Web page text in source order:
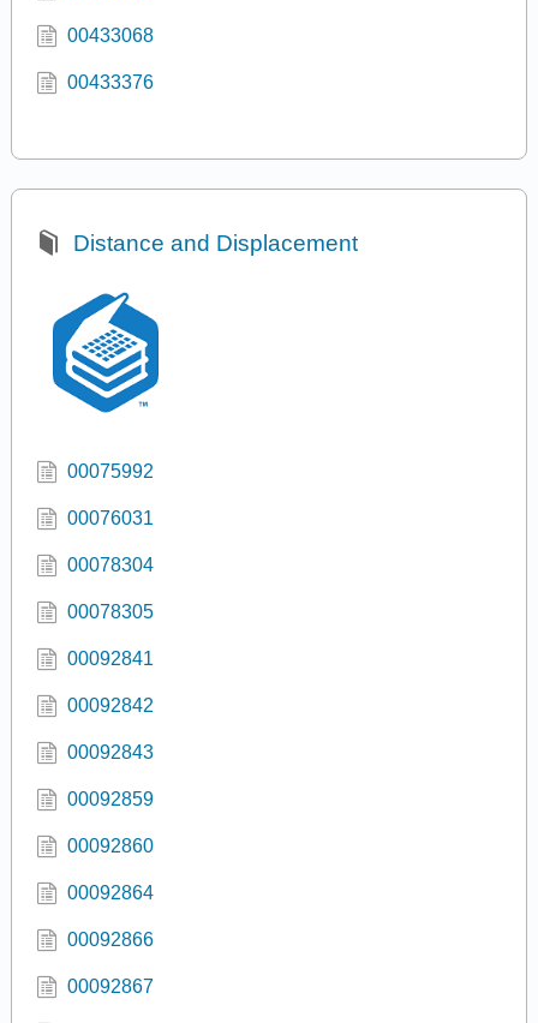
00433068
00433376
Distance and Displacement
00075992
00076031
00078304
00078305
00092841
00092842
00092843
00092859
00092860
00092864
00092866
00092867